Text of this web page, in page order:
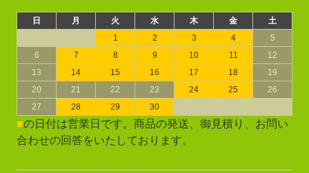
日 月 火 水 木 金
土
1
2 3 4
5
6
7 8 9 10 11
12
13
14 15 16 17 18
19
20
21 22 23 24 25
26
27
28 29 30
■の日付は営業日です。商品の発送、御見積り、お問い
合わせの回答をいたしております。